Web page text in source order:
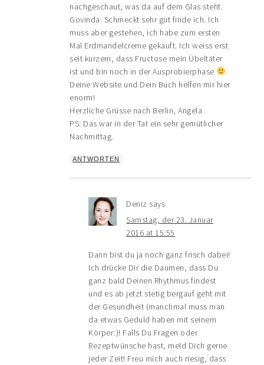
nachgeschaut, was da auf dem Glas steht.
Govinda. Schmeckt sehr gut finde ich. Ich
muss aber gestehen, ich habe zum ersten
Mal Erdmandelcreme gekauft. Ich weiss erst
seit kurzem, dass Fructose mein Übeltäter
ist und bin noch in der Ausprobierphase
Deine Website und Dein Buch helfen mir hier
enorm!
Herzliche Grüsse nach Berlin, Angela
PS: Das war in der Tat ein sehr gemütlicher
Nachmittag.
ANTWORTEN
Deniz says
Samstag, der 23. Januar
2016 at 15:55
Dann bist du ja noch ganz frisch dabei!
Ich drücke Dir die Daumen, dass Du
ganz bald Deinen Rhythmus findest
und es ab jetzt stetig bergauf geht mit
der Gesundheit (manchmal muss man
da etwas Geduld haben mit seinem
Körper:)! Falls Du Fragen oder
Rezeptwünsche hast, meld Dich gerne
jeder Zeit! Freu mich auch riesig, dass